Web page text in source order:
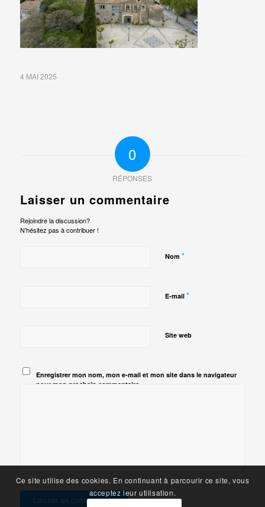
4 MAI 2025
0
RÉPONSES
Laisser un commentaire
Rejoindre la discussion?
N’hésitez pas à contribuer !
Nom *
E-mail *
Site web
Enregistrer mon nom, mon e-mail et mon site dans le navigateur
pour mon prochain commentaire.
Ce site utilise des cookies. En continuant à parcourir ce site, vous
acceptez leur utilisation.